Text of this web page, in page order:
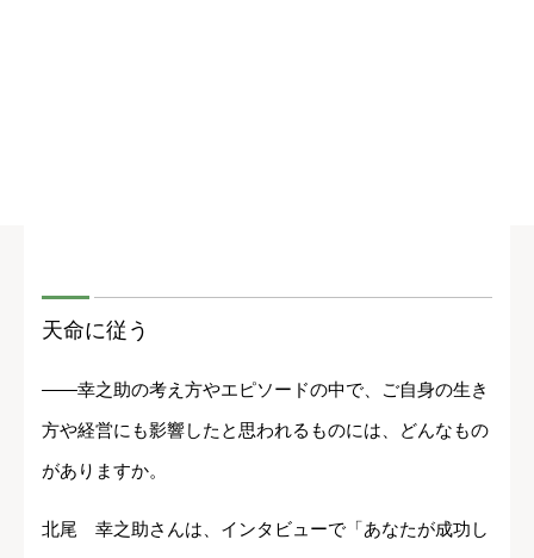
天命に従う
――幸之助の考え方やエピソードの中で、ご自身の生き
方や経営にも影響したと思われるものには、どんなもの
がありますか。
北尾 幸之助さんは、インタビューで「あなたが成功し